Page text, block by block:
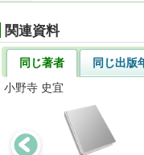
関連資料
同じ著者 同じ出版
小野寺 史宜